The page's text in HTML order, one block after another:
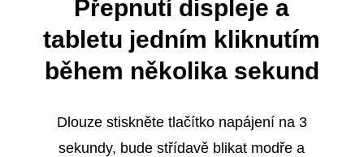
Přepnutí displeje a
tabletu jedním kliknutím
během několika sekund
Dlouze stiskněte tlačítko napájení na 3
sekundy, bude střídavě blikat modře a